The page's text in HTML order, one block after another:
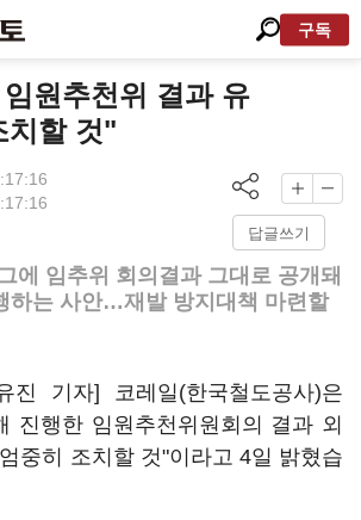
구독
원추천위 결과 유
할 것"
답글쓰기
에 임추위 회의결과 그대로 공개돼
하는 사안…재발 방지대책 마련할
진 기자] 코레일(한국철도공사)은
진행한 임원추천위원회의 결과 외
중히 조치할 것"이라고 4일 밝혔습